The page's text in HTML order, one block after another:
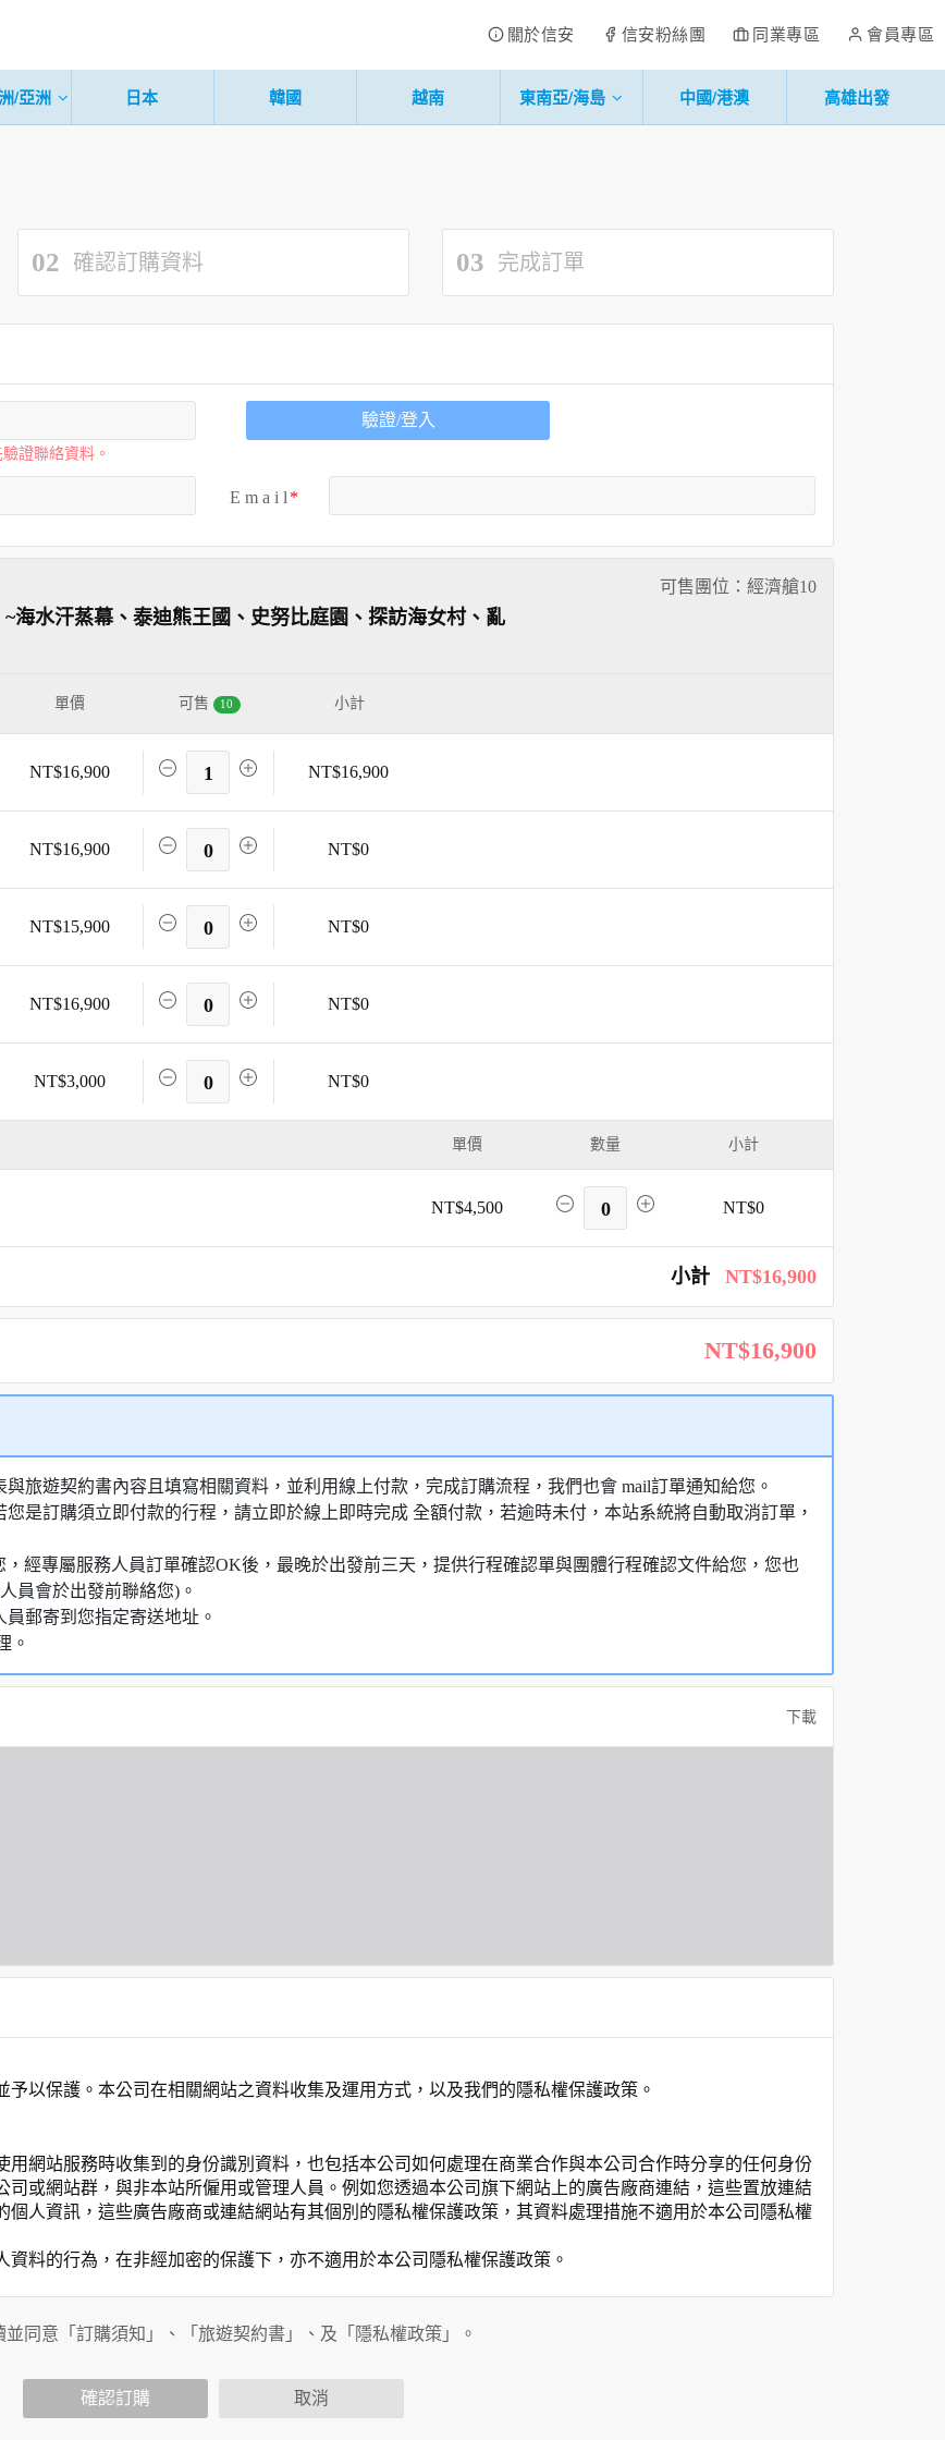
關於信安 信安粉絲團 同業專區 會員專區
/亞洲 日本 韓國 越南 東南亞/海島 中國/港澳 高雄出發
02 確認訂購資料 03 完成訂單
證聯絡資料。
驗證/登入
E m a i l
可售團位：經濟艙10
海水汗蒸幕、泰迪熊王國、史努比庭園、探訪海女村、亂
單價 可售 10 小計
NT$16,900 1 NT$16,900
NT$16,900 0 NT$0
NT$15,900 0 NT$0
NT$16,900 0 NT$0
NT$3,000 0 NT$0
單價 數量 小計
NT$4,500 0 NT$0
小計 NT$16,900
NT$16,900
旅遊契約書內容且填寫相關資料，並利用線上付款，完成訂購流程，我們也會 mail訂單通知給您。
是訂購須立即付款的行程，請立即於線上即時完成 全額付款，若逾時未付，本站系統將自動取消訂單，
經專屬服務人員訂單確認OK後，最晚於出發前三天，提供行程確認單與團體行程確認文件給您，您也
員會於出發前聯絡您)。
郵寄到您指定寄送地址。
。
下載
以保護。本公司在相關網站之資料收集及運用方式，以及我們的隱私權保護政策。
用網站服務時收集到的身份識別資料，也包括本公司如何處理在商業合作與本公司合作時分享的任何身份
或網站群，與非本站所僱用或管理人員。例如您透過本公司旗下網站上的廣告廠商連結，這些置放連結
人資訊，這些廣告廠商或連結網站有其個別的隱私權保護政策，其資料處理措施不適用於本公司隱私權
料的行為，在非經加密的保護下，亦不適用於本公司隱私權保護政策。
提供相關個人的資料，其範圍如下：
使用連線設備的 IP 位址、使用時間、使用的瀏覽器、瀏覽及點選資料記錄等，做為我們增進網站服務的
並同意「訂購須知」、「旅遊契約書」、及「隱私權政策」。
確認訂購 取消